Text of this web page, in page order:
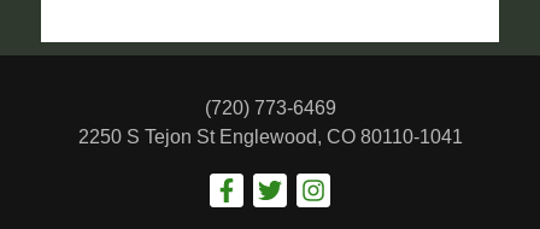
(720) 773-6469
2250 S Tejon St Englewood, CO 80110-1041